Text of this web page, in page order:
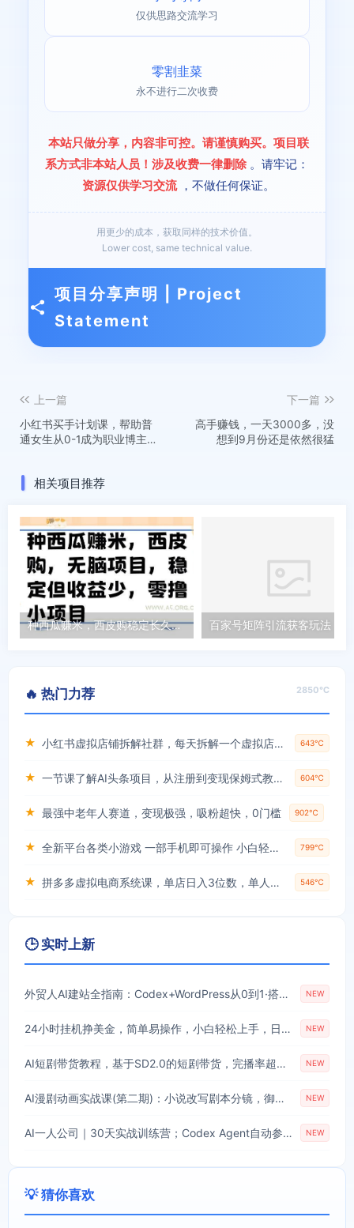
仅供思路交流学习
零割韭菜
永不进行二次收费
本站只做分享，内容非可控。请谨慎购买。项目联
系方式非本站人员！涉及收费一律删除 。请牢记：
资源仅供学习交流 ，不做任何保证。
用更少的成本，获取同样的技术价值。
Lower cost, same technical value.
项目分享声明 | Project
Statement
上一篇
小红书买手计划课，帮助普
通女生从0-1成为职业博主实
下一篇
高手赚钱，一天3000多，没
想到9月份还是依然很猛
相关项目推荐
种西瓜赚米，西皮购稳定长久零撸小项目
🔥 热门力荐 2850℃
★ 小红书虚拟店铺拆解社群，每天拆解一个虚拟店，简单实用(赠送小红书虚拟教程) 643℃
★ 一节课了解AI头条项目，从注册到变现保姆式教学，零基础可以操作【揭秘】 604℃
★ 最强中老年人赛道，变现极强，吸粉超快，0门槛 902℃
★ 全新平台各类小游戏 一部手机即可操作 小白轻松上手 长期稳定 居家月入过万！！！ 799℃
★ 拼多多虚拟电商系统课，单店日入3位数，单人可管理3-8家店【附货源】 546℃
🕒 实时上新
外贸人AI建站全指南：Codex+WordPress从0到1·搭建高转化询盘站·解锁SEO/GEO流量新玩法-更新 NEW
24小时挂机挣美金，简单易操作，小白轻松上手，日入1000+ NEW
AI短剧带货教程，基于SD2.0的短剧带货，完播率超高的带货视频，无需抽卡品质拉满，从0到1完整实操流程 NEW
AI漫剧动画实战课(第二期)：小说改写剧本分镜，御灵画布即梦AI快速产出完整漫剧作品 NEW
AI一人公司｜30天实战训练营；Codex Agent自动参与创作全流程，内容流量变现完整实战教学 NEW
💡 猜你喜欢